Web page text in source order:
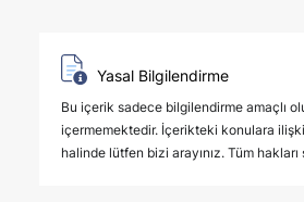
Yasal Bilgilendirme
Bu içerik sadece bilgilendirme amaçlı
içermemektedir. İçerikteki konulara
halinde lütfen bizi arayınız. Tüm hakları